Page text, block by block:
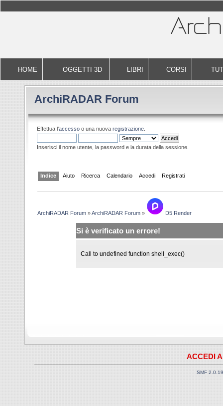
HOME OGGETTI 3D LIBRI CORSI
ArchiRADAR Forum
Effettua l'accesso o una nuova registrazione.
Inserisci il nome utente, la password e la durata della sessione.
Indice Aiuto Ricerca Calendario Accedi Registrati
ArchiRADAR Forum »ArchiRADAR Forum » D5 Render
Si è verificato un errore!
Call to undefined function shell_exec()
ACCEDI
SMF 2.0.19